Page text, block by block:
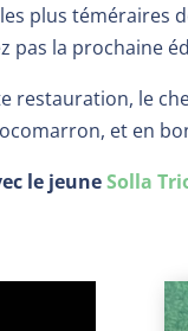
plus téméraires
pas la prochaine
restauration, le
et en
le jeuneSolla